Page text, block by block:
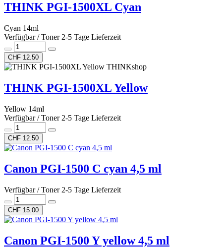
THINK PGI-1500XL Cyan
Cyan 14ml
Verfügbar / Toner 2-5 Tage Lieferzeit
CHF 12.50
THINKshop
THINK PGI-1500XL Yellow
Yellow 14ml
Verfügbar / Toner 2-5 Tage Lieferzeit
CHF 12.50
Canon PGI-1500 C cyan 4,5 ml
Verfügbar / Toner 2-5 Tage Lieferzeit
CHF 15.00
Canon PGI-1500 Y yellow 4,5 ml